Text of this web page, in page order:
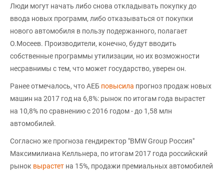
Люди могут начать либо снова откладывать покупку до
ввода новых программ, либо отказываться от покупки
нового автомобиля в пользу подержанного, полагает
О.Мосеев. Производители, конечно, будут вводить
собственные программы утилизации, но их возможности
несравнимы с тем, что может государство, уверен он.
Ранее отмечалось, что АЕБ повысила прогноз продаж новых
машин на 2017 год на 6,8%: рынок по итогам года вырастет
на 10,8% по сравнению с 2016 годом - до 1,58 млн
автомобилей.
Согласно же прогноза гендиректор "BMW Group Россия"
Максимилиана Келльнера, по итогам 2017 года российский
рынок вырастет на 15%, продажи премиальных автомобилей